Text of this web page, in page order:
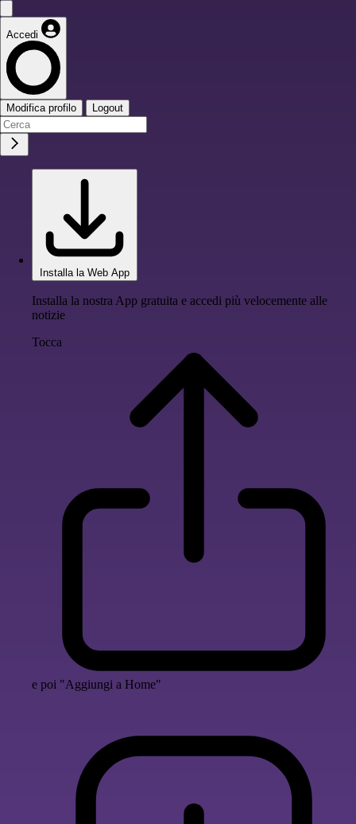
Accedi
Modifica profilo Logout
Installa la Web App
Installa la nostra App gratuita e accedi più velocemente alle
notizie
Tocca
e poi "Aggiungi a Home"